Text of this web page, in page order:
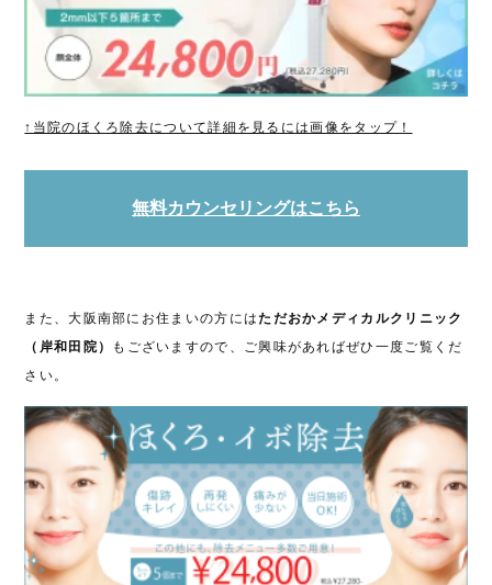
↑当院のほくろ除去について詳細を見るには画像をタップ！
無料カウンセリングはこちら
また、大阪南部にお住まいの方にはただおかメディカルクリニック
（岸和田院）
もございますので、ご興味があればぜひ一度ご覧くだ
さい。